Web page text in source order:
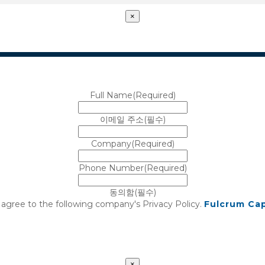
×
Full Name(Required)
이메일 주소(필수)
Company(Required)
Phone Number(Required)
동의함(필수)
to the following company's Privacy Policy. Fulcrum